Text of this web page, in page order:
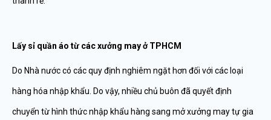
Lấy sỉ quần áo từ các xưởng may ở TPHCM
Do Nhà nước có các quy định nghiêm ngặt hơn đối với các loại
hàng hóa nhập khẩu. Do vậy, nhiều chủ buôn đã quyết định
chuyển từ hình thức nhập khẩu hàng sang mở xưởng may tự gia